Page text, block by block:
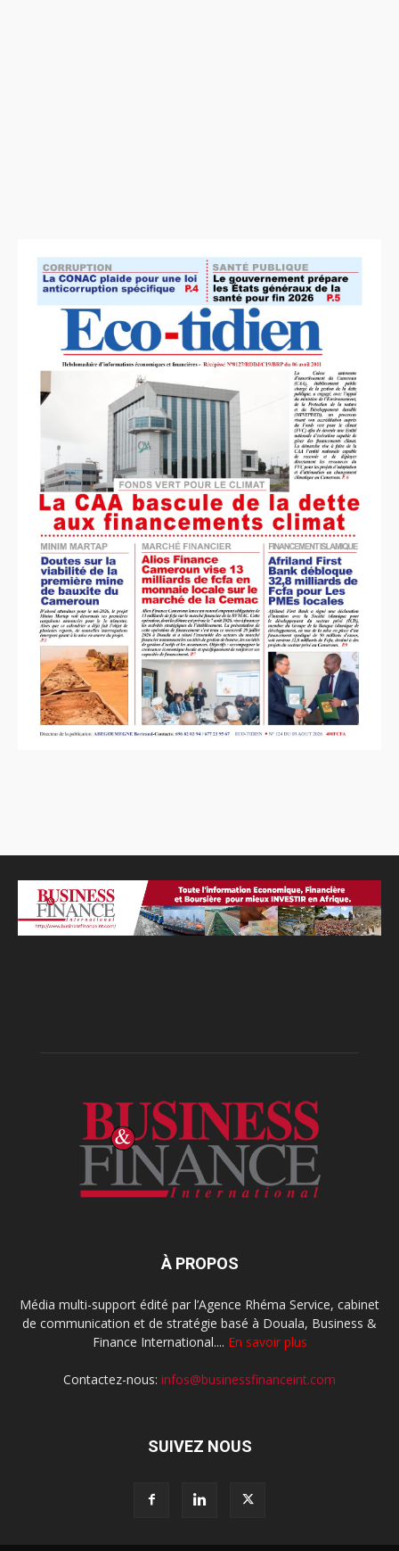
À PROPOS
Média multi-support édité par l’Agence Rhéma Service, cabinet
de communication et de stratégie basé à Douala, Business &
Finance International.... En savoir plus
Contactez-nous: infos@businessfinanceint.com
SUIVEZ NOUS